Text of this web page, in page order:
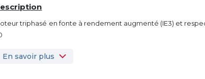
triphasé en fonte à rendement augmenté (IE3) et
En savoir plus